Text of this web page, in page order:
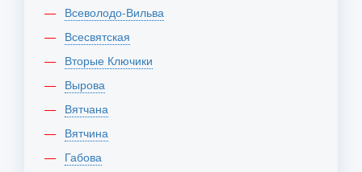
Всеволодо-Вильва
Всесвятская
Вторые Ключики
Вырова
Вятчана
Вятчина
Габова